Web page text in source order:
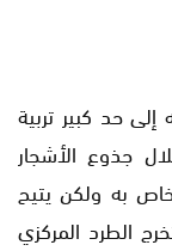
حد كبير تربية
جذوع الأشجار
به ولكن يتيح
الطرد المركزي